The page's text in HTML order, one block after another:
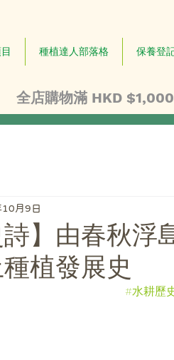
種植達人部落格 保養登
全店購物滿 HKD
詩】由春秋
植發展史
月9日
#水耕歷